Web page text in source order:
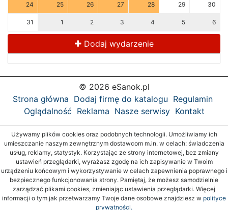
24 25 26 27 28 29 30
31 1 2 3 4 5 6
Dodaj wydarzenie
© 2026 eSanok.pl
Strona główna Dodaj firmę do katalogu Regulamin
Oglądalność Reklama Nasze serwisy Kontakt
Używamy plików cookies oraz podobnych technologii. Umożliwiamy ich
umieszczanie naszym zewnętrznym dostawcom m.in. w celach: świadczenia
usług, reklamy, statystyk. Korzystając ze strony internetowej, bez zmiany
ustawień przeglądarki, wyrażasz zgodę na ich zapisywanie w Twoim
urządzeniu końcowym i wykorzystywanie w celach zapewnienia poprawnego i
bezpiecznego funkcjonowania strony. Pamiętaj, że możesz samodzielnie
zarządzać plikami cookies, zmieniając ustawienia przeglądarki. Więcej
informacji o tym jak przetwarzamy Twoje dane osobowe znajdziesz w polityce
prywatności.